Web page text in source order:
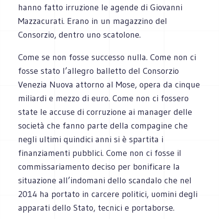
hanno fatto irruzione le agende di Giovanni
Mazzacurati. Erano in un magazzino del
Consorzio, dentro uno scatolone.
Come se non fosse successo nulla. Come non ci
fosse stato l’allegro balletto del Consorzio
Venezia Nuova attorno al Mose, opera da cinque
miliardi e mezzo di euro. Come non ci fossero
state le accuse di corruzione ai manager delle
società che fanno parte della compagine che
negli ultimi quindici anni si è spartita i
finanziamenti pubblici. Come non ci fosse il
commissariamento deciso per bonificare la
situazione all’indomani dello scandalo che nel
2014 ha portato in carcere politici, uomini degli
apparati dello Stato, tecnici e portaborse.